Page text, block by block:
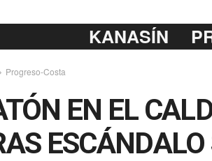
KANASÍN
Progreso-Costa
EN EL